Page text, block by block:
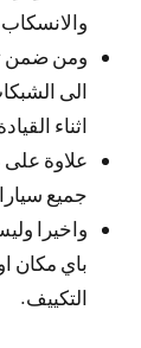
ومن ضمن
الى
اثناء
علاوة
جميع
واخيرا
باي مكان
التكييف.